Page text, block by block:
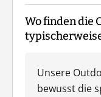
Wo finden die
Unsere
bewusst die